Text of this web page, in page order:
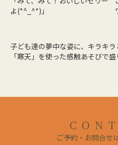
よ(*^_^*)」
子ども達の夢中な姿に、キラキラ
「寒天」を使った感触あそびで
ご予約・お問合せ